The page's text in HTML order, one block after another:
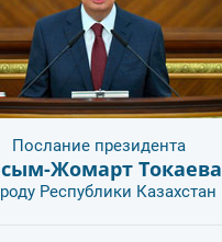
Послание президента
Жомарт Токаева
Республики Казахстан